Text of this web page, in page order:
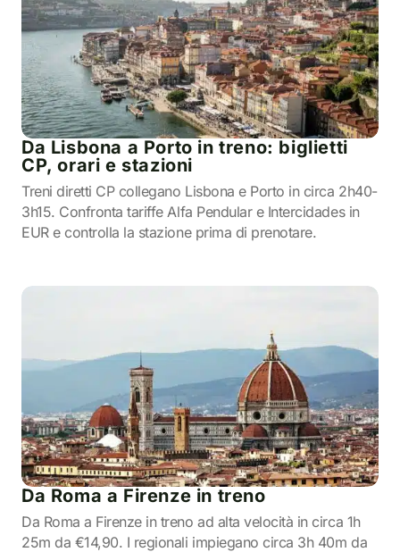
Da Lisbona a Porto in treno: biglietti
CP, orari e stazioni
Treni diretti CP collegano Lisbona e Porto in circa 2h40-
3h15. Confronta tariffe Alfa Pendular e Intercidades in
EUR e controlla la stazione prima di prenotare.
Da Roma a Firenze in treno
Da Roma a Firenze in treno ad alta velocità in circa 1h
25m da €14,90. I regionali impiegano circa 3h 40m da